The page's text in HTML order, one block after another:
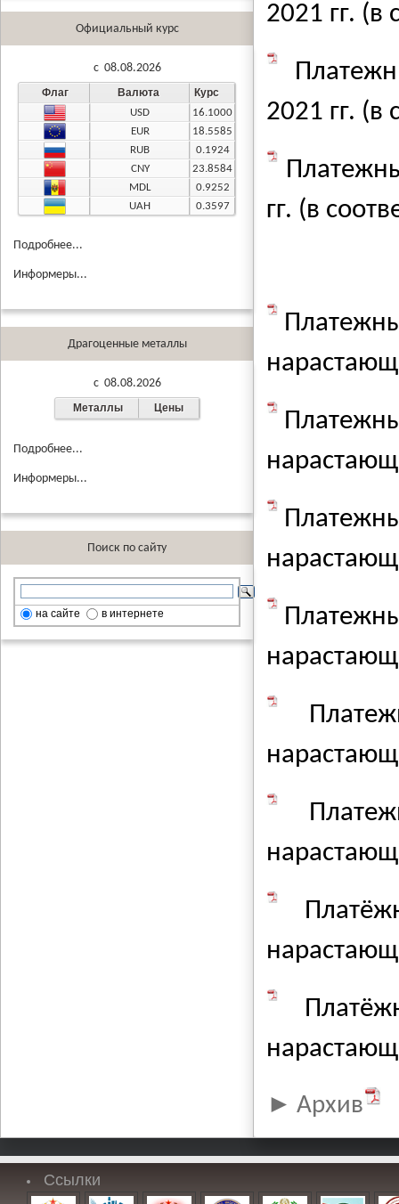
Официальный курс
c 08.08.2026
Флаг Валюта Курс
USD
16.1000
EUR
18.5585
RUB
0.1924
CNY
23.8584
MDL
0.9252
UAH
0.3597
Подробнее...
Информеры...
Драгоценные металлы
c 08.08.2026
Металлы Цены
Подробнее...
Информеры...
Поиск по сайту
на сайте в интернете
2021 гг. (в
2021 гг. (в
гг. (в
Архив
Ссылки